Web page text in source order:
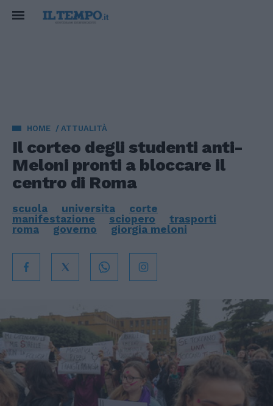
HOME ATTUALITÀ
Il corteo degli studenti anti-
Meloni pronti a bloccare il
centro di Roma
scuola universita
corte
manifestazione
sciopero
trasporti
roma
governo giorgia meloni